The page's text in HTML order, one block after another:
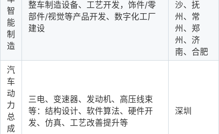
智
能
制
造
整车制造设备、工艺开发，饰件/零
部件/视觉等产品开发、 数字化工厂
建设
沙、抚
州、常
州、郑
州、济
南、合肥
汽
车
动
力
总
成
三电、变速器、发动机、 高压线束
等：结构设计、软件算法、硬件开
发、仿真、工艺改善提升等
深圳